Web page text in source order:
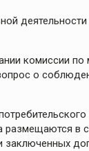
комиссии
о
размещаются в
заключенных